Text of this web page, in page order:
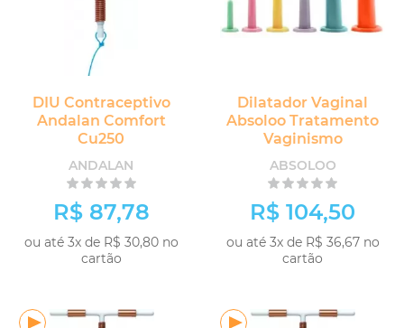
DIU Contraceptivo
Andalan Comfort
Cu250
ANDALAN
R$ 87,78
ou até 3x de R$ 30,80 no
cartão
Dilatador Vaginal
Absoloo Tratamento
Vaginismo
ABSOLOO
R$ 104,50
ou até 3x de R$ 36,67 no
cartão